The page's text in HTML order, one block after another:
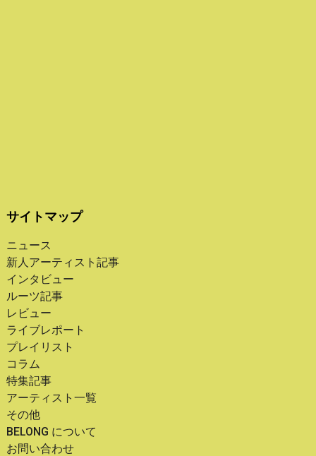
サイトマップ
ニュース
新人アーティスト記事
インタビュー
ルーツ記事
レビュー
ライブレポート
プレイリスト
コラム
特集記事
アーティスト一覧
その他
BELONG について
お問い合わせ